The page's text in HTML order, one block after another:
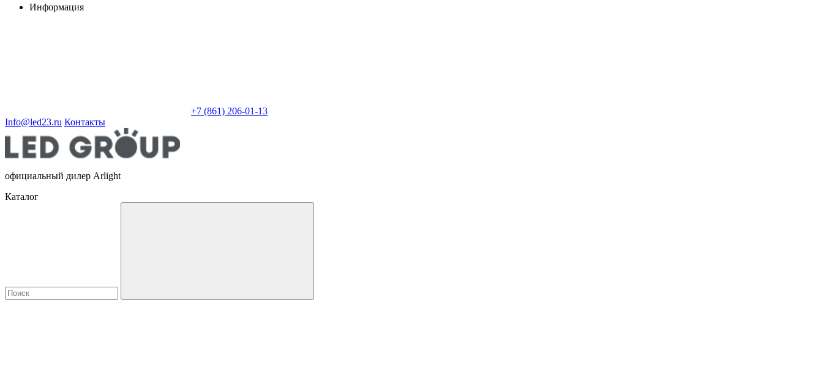
Информация
+7 (861) 206-01-13
Info@led23.ru Контакты
официальный дилер Arlight
Каталог